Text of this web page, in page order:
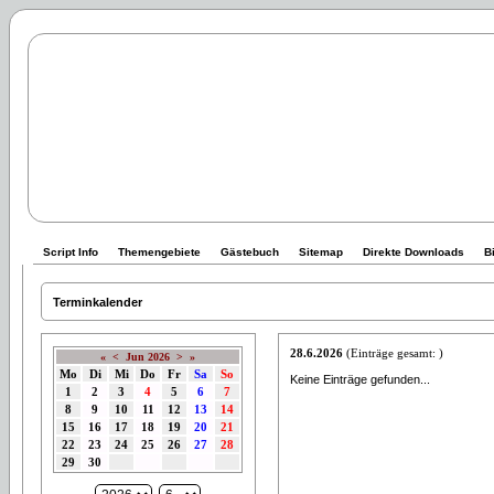
Script Info Themengebiete Gästebuch Sitemap Direkte Downloads
Terminkalender
« < Jun 2026 > »
Mo Di Mi Do Fr Sa
So
1
2 3 4 5 6
7
8
9 10 11 12 13
14
15
16 17 18 19 20
21
22
23 24 25 26 27
28
29
30
28.6.2026 (Einträge gesamt: )
Keine Einträge gefunden...